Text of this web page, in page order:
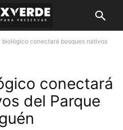
biológico conectará bosques nativos
conectará
del Parque